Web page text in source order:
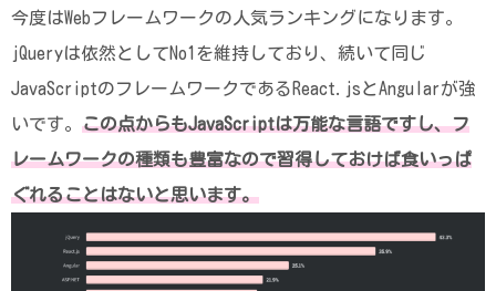
今度はWebフレームワークの人気ランキングになります。
jQueryは依然としてNo1を維持しており、続いて同じ
JavaScriptのフレームワークであるReact.jsとAngularが強
いです。 この点からもJavaScriptは万能な言語ですし、フ
レームワークの種類も豊富なので習得しておけば食いっぱ
ぐれることはないと思います。